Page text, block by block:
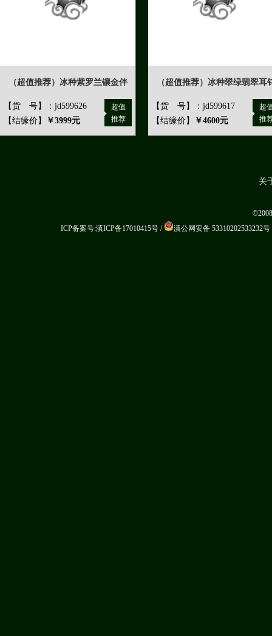
（超值推荐）冰种紫罗兰镶金伴
【货 号】：jd599626
【结缘价】
￥3999元
超值
推荐
（超值推荐）冰种翠绿翡翠耳
【货 号】：jd599617
【结缘价】
￥4600元
超
推
关
ICP备案号:滇ICP备17010415号/ 滇公网安备 53310202533232号